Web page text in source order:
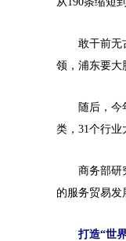
敢干前无古
领，浦东要大
随后，今年
类，31个行业
商务部研究
的服务贸易发
打造“世界